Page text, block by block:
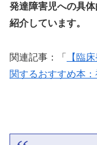
発達障害児への具
紹介しています。
関連記事：「
【臨
関するおすすめ本